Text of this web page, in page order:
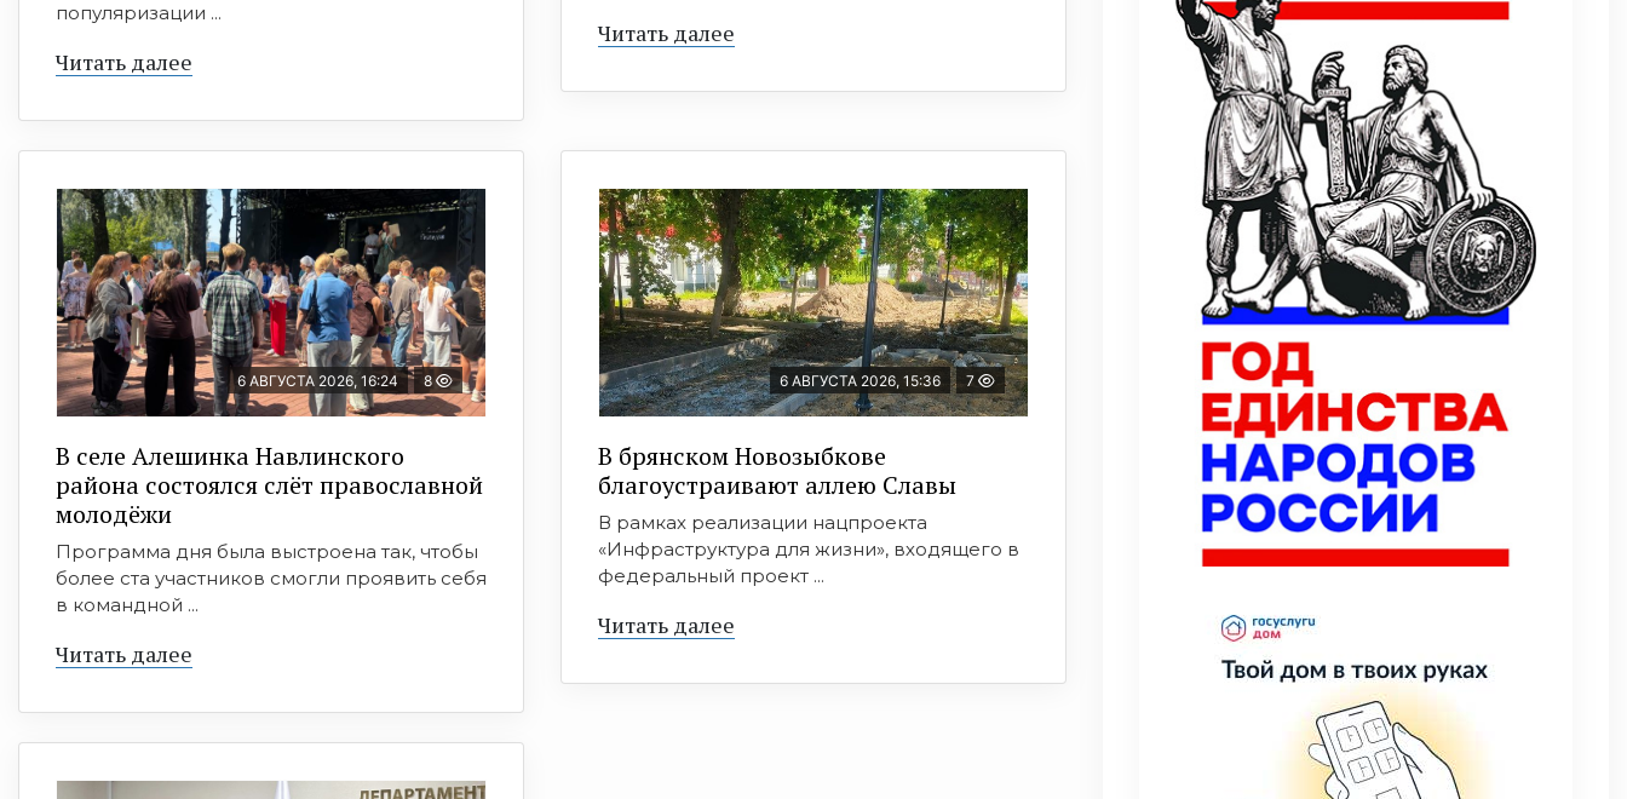
популяризации ...
Читать далее
Читать далее
6 АВГУСТА 2026, 16:24 8
В селе Алешинка Навлинского
района состоялся слёт православной
молодёжи
Программа дня была выстроена так, чтобы
более ста участников смогли проявить себя
в командной ...
Читать далее
6 АВГУСТА 2026, 15:36 7
В брянском Новозыбкове
благоустраивают аллею Славы
В рамках реализации нацпроекта
«Инфраструктура для жизни», входящего в
федеральный проект ...
Читать далее